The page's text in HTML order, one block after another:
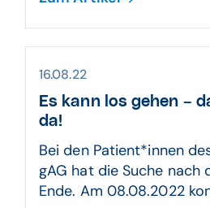
16.08.22
Es kann los gehen –
da!
Bei den Patient*innen
gAG hat die Suche nach
Ende. Am 08.08.2022